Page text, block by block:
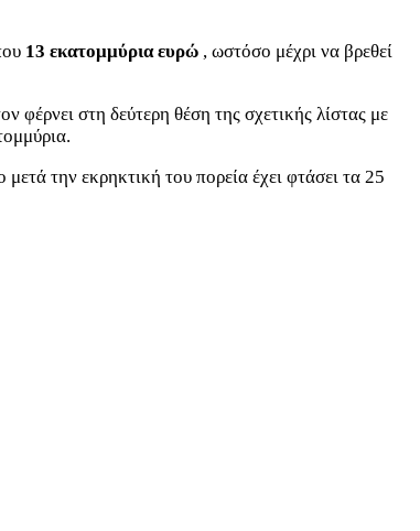
13 εκατομμύρια ευρώ , ωστόσο μέχρι να βρεθεί
φέρνει στη δεύτερη θέση της σχετικής λίστας με
την εκρηκτική του πορεία έχει φτάσει τα 25